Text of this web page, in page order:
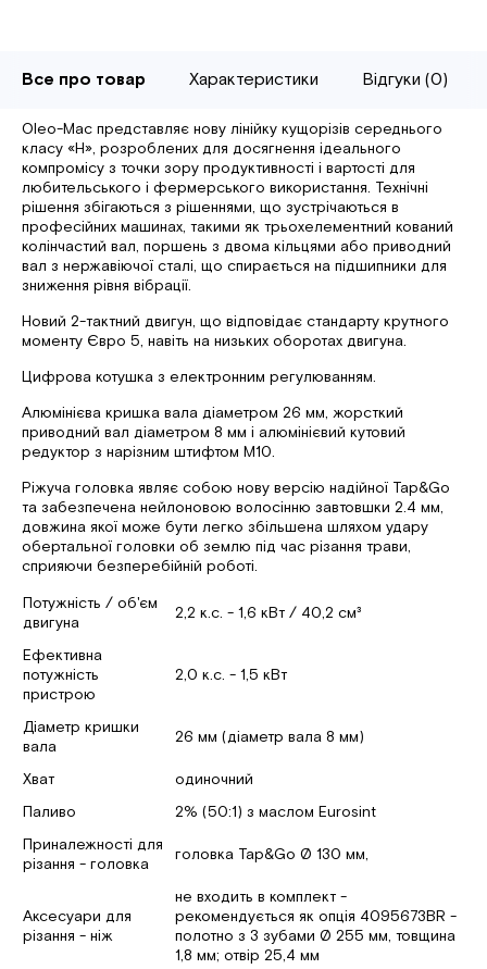
Все про товар Характеристики Відгуки (0)
Oleo-Mac представляє нову лінійку кущорізів середнього
класу «H», розроблених для досягнення ідеального
компромісу з точки зору продуктивності і вартості для
любительського і фермерського використання. Технічні
рішення збігаються з рішеннями, що зустрічаються в
професійних машинах, такими як трьохелементний кований
колінчастий вал, поршень з двома кільцями або приводний
вал з нержавіючої сталі, що спирається на підшипники для
зниження рівня вібрації.
Новий 2-тактний двигун, що відповідає стандарту крутного
моменту Євро 5, навіть на низьких оборотах двигуна.
Цифрова котушка з електронним регулюванням.
Алюмінієва кришка вала діаметром 26 мм, жорсткий
приводний вал діаметром 8 мм і алюмінієвий кутовий
редуктор з нарізним штифтом М10.
Ріжуча головка являє собою нову версію надійної Tap&Go
та забезпечена нейлоновою волосінню завтовшки 2.4 мм,
довжина якої може бути легко збільшена шляхом удару
обертальної головки об землю під час різання трави,
сприяючи безперебійній роботі.
Потужність / об'єм
двигуна
2,2 к.с. - 1,6 кВт / 40,2 см³
Ефективна
потужність
пристрою
2,0 к.с. - 1,5 кВт
Діаметр кришки
вала
26 мм (діаметр вала 8 мм)
Хват
одиночний
Паливо
2% (50:1) з маслом Eurosint
Приналежності для
різання - головка
головка Tap&Go Ø 130 мм,
Аксесуари для
різання - ніж
не входить в комплект -
рекомендується як опція 4095673BR -
полотно з 3 зубами Ø 255 мм, товщина
1,8 мм; отвір 25,4 мм